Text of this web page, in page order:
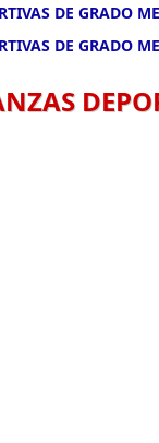
DE GRADO
DE GRADO